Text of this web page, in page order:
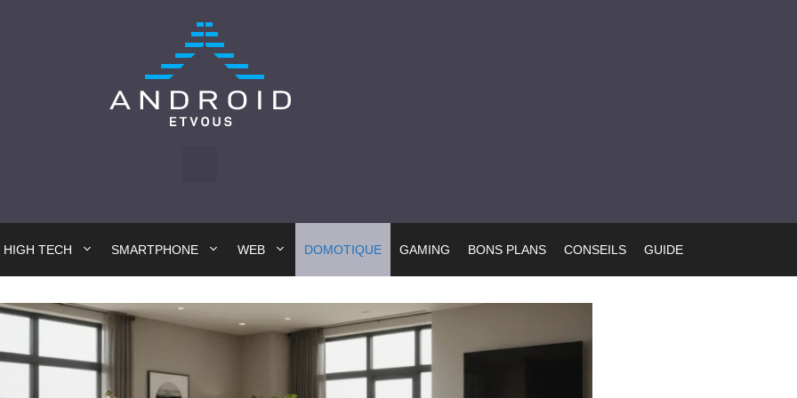
HIGH TECH SMARTPHONE WEB DOMOTIQUE GAMING BONS PLANS CONSEILS GUIDE